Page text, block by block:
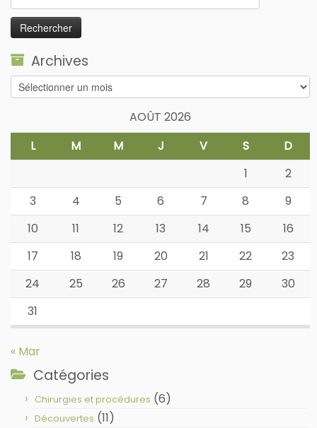
Archives
Archives
AOÛT 2026
L
M M J V S
D
1
2
3
4 5 6 7 8
9
10
11 12 13 14 15
16
17
18 19 20 21 22
23
24
25 26 27 28 29
30
31
« Mar
Catégories
Chirurgies et procédures (6)
Découvertes (11)